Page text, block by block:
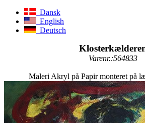
Dansk
English
Deutsch
Varenr.:564833
Maleri Akryl på Papir monteret på